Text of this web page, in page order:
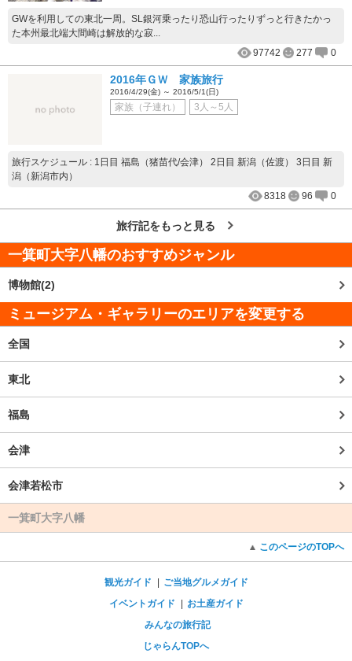
GWを利用しての東北一周。SL銀河乗ったり恐山行ったりずっと行きたかっ
た本州最北端大間崎は解放的な寂...
97742
277 0
2016年ＧＷ 家族旅行
2016/4/29(金) ～ 2016/5/1(日)
家族（子連れ） 3人～5人
旅行スケジュール : 1日目 福島（猪苗代/会津） 2日目 新潟（佐渡） 3日目 新
潟（新潟市内）
8318
96 0
旅行記をもっと見る
一箕町大字八幡のおすすめジャンル
博物館(2)
ミュージアム・ギャラリーのエリアを変更する
全国
東北
福島
会津
会津若松市
一箕町大字八幡
このページのTOPへ
観光ガイド
ご当地グルメガイド
イベントガイド
お土産ガイド
みんなの旅行記
じゃらんTOPへ